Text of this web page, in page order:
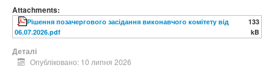
Attachments:
Рішення позачергового засідання виконавчого комітету від
06.07.2026.pdf
133
kB
Деталі
Опубліковано: 10 липня 2026